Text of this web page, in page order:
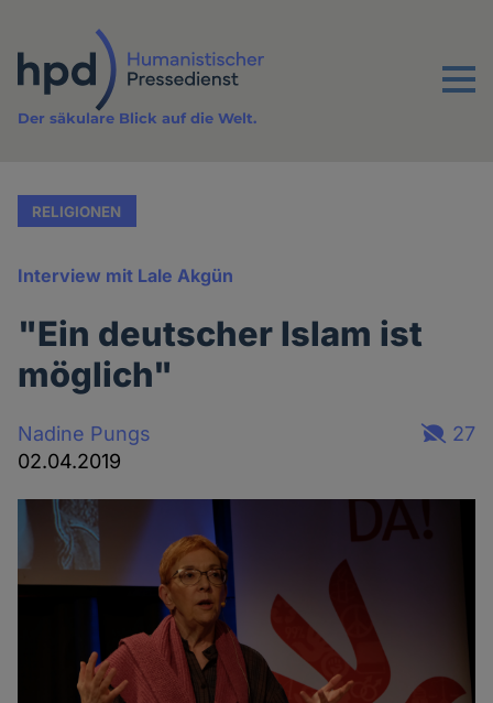
Inhalt
Menu
Der säkulare Blick auf die Welt.
RELIGIONEN
Interview mit Lale Akgün
"Ein deutscher Islam ist
möglich"
Nadine Pungs
02.04.2019
27